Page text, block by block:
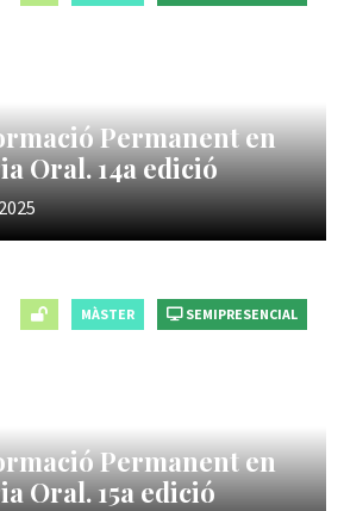
Permanent en
Oral. 14a edició
MÀSTER SEMIPRESENCIAL
Permanent en
Oral. 15a edició